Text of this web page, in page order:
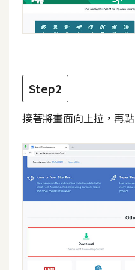
器
操
資
源
費
圖
庫
Step2
接著將畫面向上拉，再點